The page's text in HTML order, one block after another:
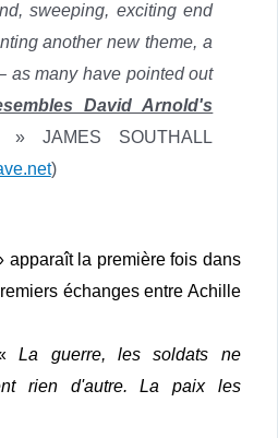
sweeping, exciting end
another new theme, a
as many have pointed out
David Arnold's
» JAMES SOUTHALL
)
apparaît la première fois dans
échanges entre Achille
«La guerre, les soldats ne
rien d'autre. La paix les